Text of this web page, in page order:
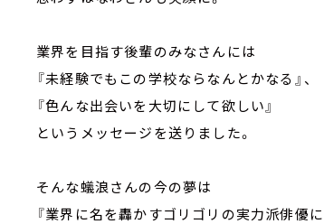
業界を目指す後輩のみなさんには
『未経験でもこの学校ならなんとかなる』、
『色んな出会いを大切にして欲しい』
というメッセージを送りました。
そんな蟻浪さんの今の夢は
『業界に名を轟かすゴリゴリの実力派俳優に